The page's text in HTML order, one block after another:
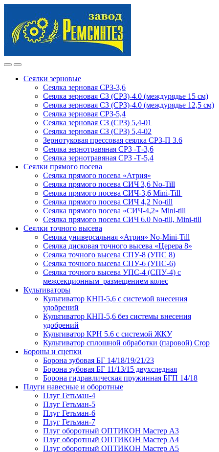
navigation
content
Сеялки зерновые
Сеялка зерновая СРЗ-3,6
Сеялка зерновая СЗ (СРЗ)-4.0 (междурядье 15 см)
Сеялка зерновая СЗ (СРЗ)-4.0 (междурядье 12,5 см)
Сеялка зерновая СРЗ-5,4
Сеялка зерновая СЗ (СРЗ) 5,4-01
Сеялка зерновая СЗ (СРЗ) 5,4-02
Зернотуковая прессовая сеялка СРЗ-П 3.6
Сеялка зернотравяная СРЗ -Т-3,6
Сеялка зернотравяная СРЗ -Т-5,4
Сеялки прямого посева
Сеялка прямого посева «Атрия»
Сеялка прямого посева СИЧ 3,6 No-Till
Сеялка прямого посева СИЧ-3,6 Mini-Till
Сеялка прямого посева СИЧ 4,2 No-till
Сеялка прямого посева «СИЧ-4,2» Mini-till
Сеялка прямого посева СИЧ 6.0 No-till, Mini-till
Сеялки точного высева
Сеялка универсальная «Атрия» No-Mini-Till
Сеялка дисковая точного высева «Церера 8»
Сеялка точного высева СПУ-8 (УПС 8)
Сеялка точного высева СПУ-6 (УПС-6)
Сеялка точного высева УПС-4 (СПУ-4) с
межсекционным размещением колес
Культиваторы
Культиватор КНП-5,6 с системой внесения
удобрений
Культиватор КНП-5,6 без системы внесения
удобрений
Культиватор КРН 5.6 с системой ЖКУ
Культиватор сплошной обработки (паровой) Crop
Бороны и сцепки
Борона зубовая БГ 14/18/19/21/23
Борона зубовая БГ 11/13/15 двухследная
Борона гидравлическая пружинная БГП 14/18
Плуги навесные и оборотные
Плуг Гетьман-4
Плуг Гетьман-5
Плуг Гетьман-6
Плуг Гетьман-7
Плуг оборотный ОПТИКОН Мастер А3
Плуг оборотный ОПТИКОН Мастер А4
Плуг оборотный ОПТИКОН Мастер А5